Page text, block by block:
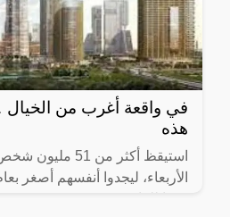
في واقعة أغرب من
هذه
استيقظ أكثر من
الأربعاء، ليجدوا أنفسهم أصغر